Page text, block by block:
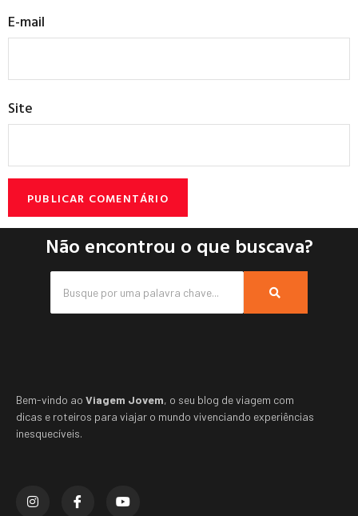
E-mail
Site
Não encontrou o que buscava?
Bem-vindo ao Viagem Jovem, o seu blog de viagem com
dicas e roteiros para viajar o mundo vivenciando experiências
inesquecíveis.